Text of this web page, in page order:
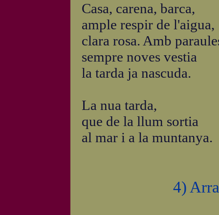
Casa, carena, barca,
ample respir de l'aigua,
clara rosa. Amb
sempre noves vestia
la tarda ja nascuda.
La nua tarda,
que de la llum sortia
al mar i a la muntanya.
4)